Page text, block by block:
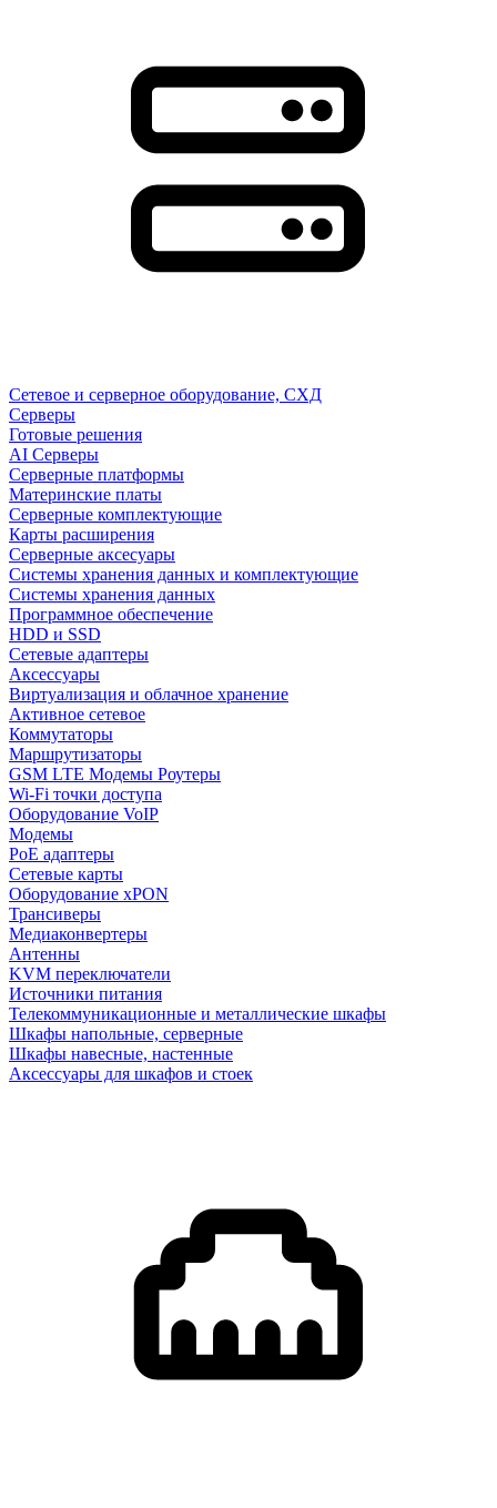
Сетевое и серверное оборудование, СХД
Cерверы
Готовые решения
AI Серверы
Серверные платформы
Материнские платы
Серверные комплектующие
Карты расширения
Серверные аксесуары
Системы хранения данных и комплектующие
Системы хранения данных
Программное обеспечение
HDD и SSD
Сетевые адаптеры
Аксессуары
Виртуализация и облачное хранение
Активное сетевое
Коммутаторы
Маршрутизаторы
GSM LTE Модемы Роутеры
Wi-Fi точки доступа
Оборудование VoIP
Модемы
PoE адаптеры
Сетевые карты
Оборудование xPON
Трансиверы
Медиаконвертеры
Антенны
KVM переключатели
Источники питания
Телекоммуникационные и металлические шкафы
Шкафы напольные, серверные
Шкафы навесные, настенные
Аксессуары для шкафов и стоек